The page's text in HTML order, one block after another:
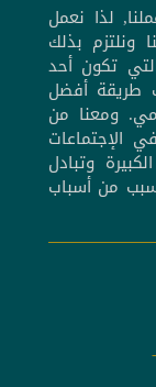
لذا نعمل
بذلك
تكون أحد
طريقة أفضل
ومعنا من
الإجتماعات
وتبادل
من أسباب